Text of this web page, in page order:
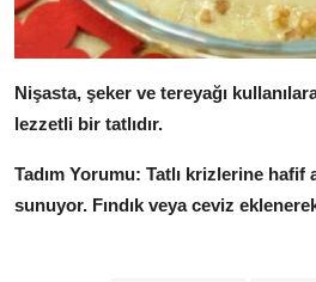
Nişasta, şeker ve tereyağı
lezzetli bir tatlıdır.
Tadım Yorumu: Tatlı krizlerine hafif
sunuyor. Fındık veya ceviz